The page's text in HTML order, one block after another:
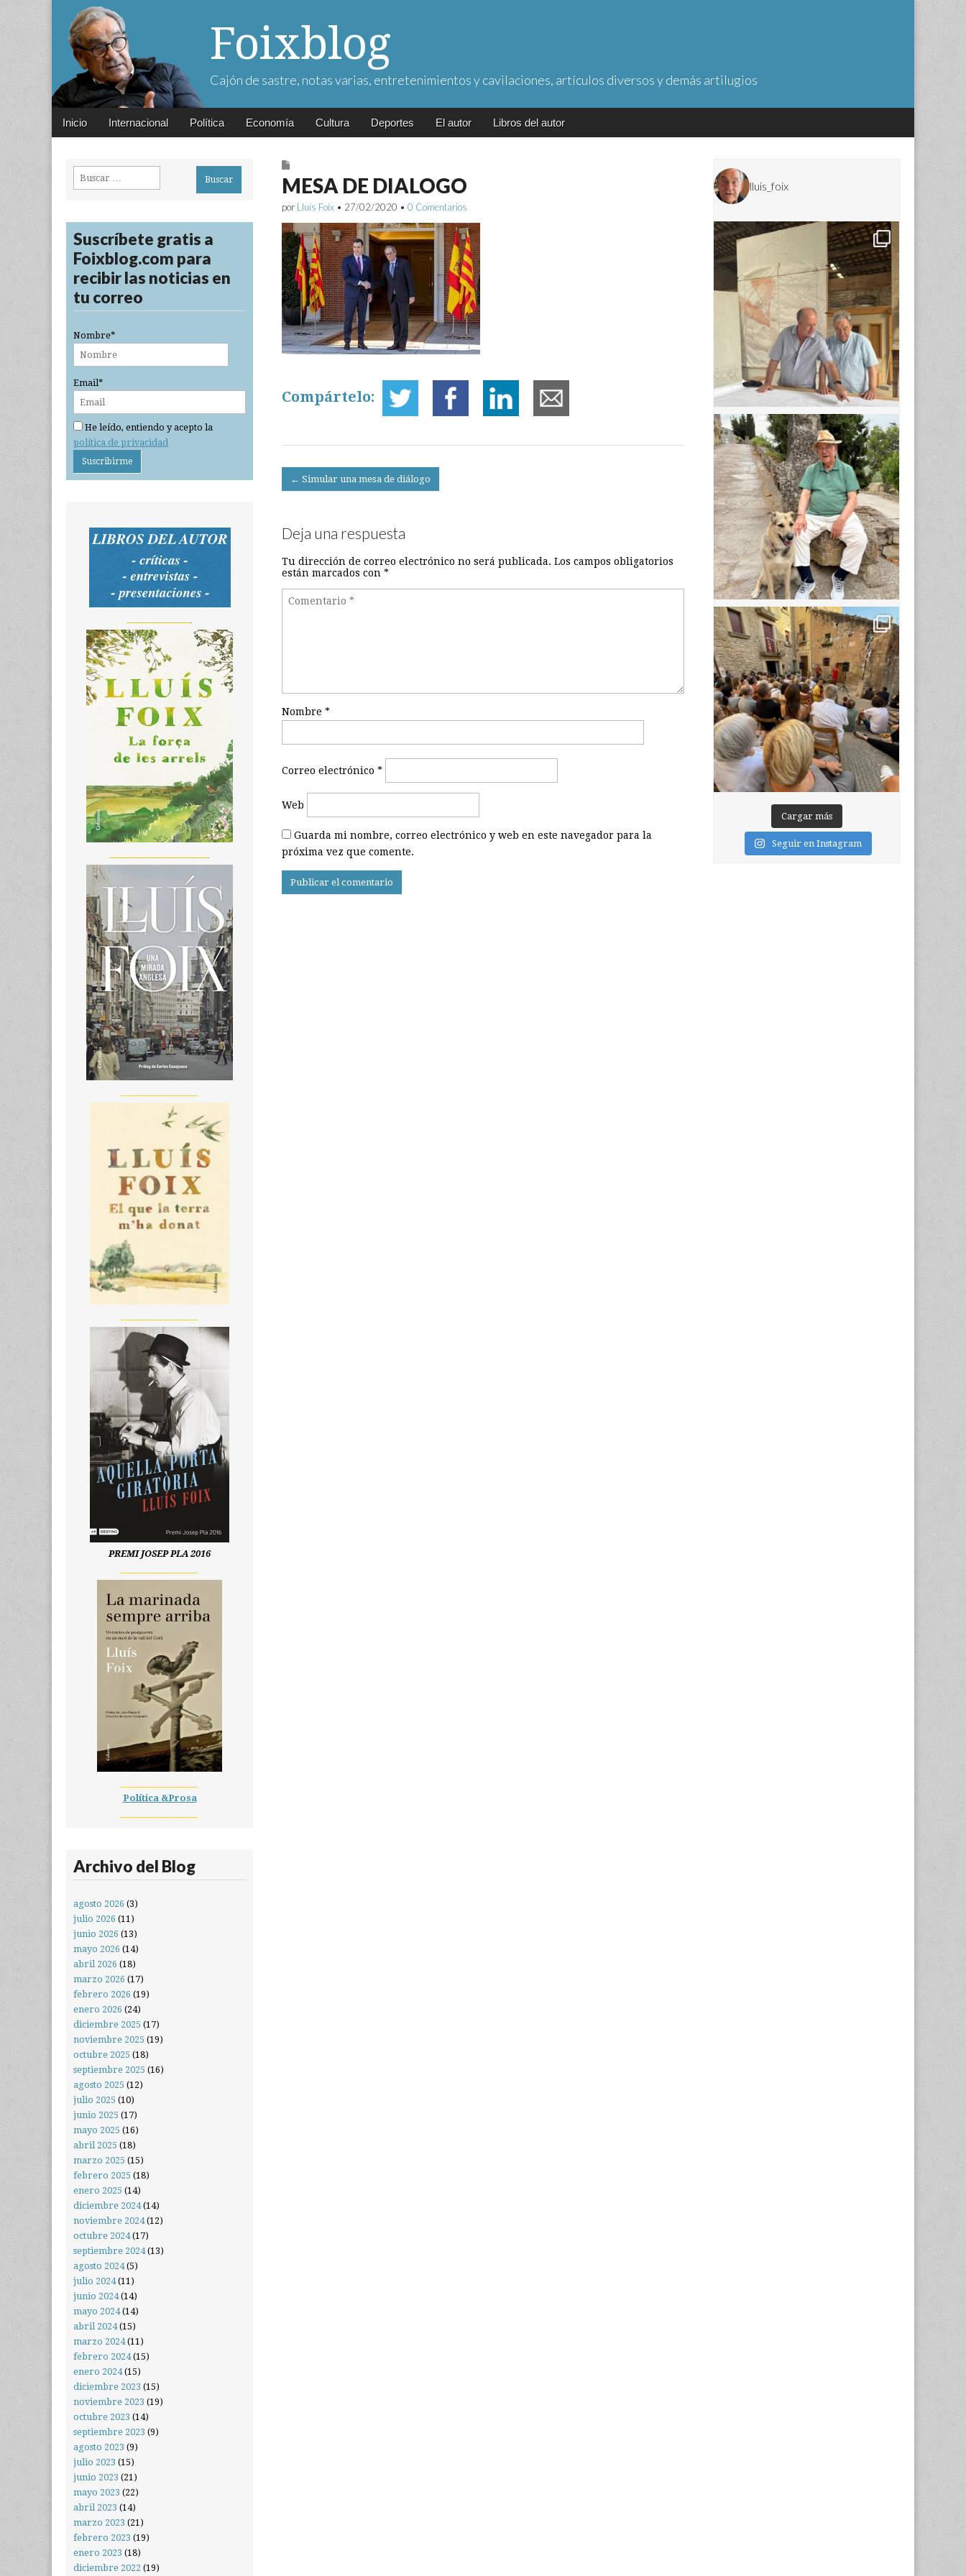
Foixblog
Cajón de sastre, notas varias, entretenimientos y cavilaciones, artículos diversos y demás artilugios
Main
Skip
Inicio Internacional Política Economía Cultura Deportes El autor Libros del autor
MESA DE DIALOGO
por Lluís Foix • 27/02/2020 • 0 Comentarios
Compártelo:
Post
navigation
← Simular una mesa de diálogo
Deja una respuesta
Tu dirección de correo electrónico no será publicada. Los campos obligatorios
están marcados con *
Nombre *
Correo electrónico *
Web
Guarda mi nombre, correo electrónico y web en este navegador para la
próxima vez que comente.
Buscar:
Suscríbete gratis a
Foixblog.com para
recibir las noticias en
tu correo
Nombre*
Email*
He leído, entiendo y acepto la
política de privacidad
PREMI JOSEP PLA 2016
Política &Prosa
Archivo del Blog
agosto 2026 (3)
julio 2026 (11)
junio 2026 (13)
mayo 2026 (14)
abril 2026 (18)
marzo 2026 (17)
febrero 2026 (19)
enero 2026 (24)
diciembre 2025 (17)
noviembre 2025 (19)
octubre 2025 (18)
septiembre 2025 (16)
agosto 2025 (12)
julio 2025 (10)
junio 2025 (17)
mayo 2025 (16)
abril 2025 (18)
marzo 2025 (15)
febrero 2025 (18)
enero 2025 (14)
diciembre 2024(14)
noviembre 2024(12)
octubre 2024(17)
septiembre 2024(13)
agosto 2024(5)
julio 2024(11)
junio 2024(14)
mayo 2024(14)
abril 2024(15)
marzo 2024(11)
febrero 2024(15)
enero 2024(15)
diciembre 2023 (15)
noviembre 2023 (19)
octubre 2023 (14)
septiembre 2023 (9)
agosto 2023 (9)
julio 2023 (15)
junio 2023 (21)
mayo 2023 (22)
abril 2023 (14)
marzo 2023 (21)
febrero 2023 (19)
enero 2023 (18)
diciembre 2022 (19)
lluis_foix
Cargar más
Seguir en Instagram